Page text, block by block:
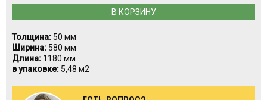
В КОРЗИНУ
Толщина: 50 мм
Ширина: 580 мм
Длина: 1180 мм
в упаковке: 5,48 м2